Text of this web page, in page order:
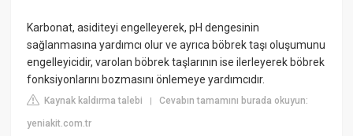
Karbonat, asiditeyi engelleyerek, pH dengesinin
sağlanmasına yardımcı olur ve ayrıca böbrek taşı oluşumunu
engelleyicidir, varolan böbrek taşlarının ise ilerleyerek böbrek
fonksiyonlarını bozmasını önlemeye yardımcıdır.
Kaynak kaldırma talebi |Cevabın tamamını burada okuyun:
yeniakit.com.tr